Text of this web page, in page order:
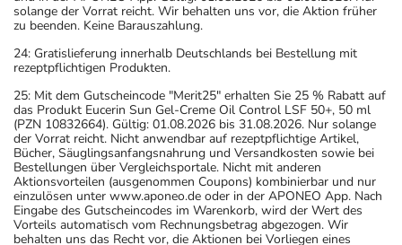
solange der Vorrat reicht. Wir behalten uns vor, die Aktion früher
zu beenden. Keine Barauszahlung.
24: Gratislieferung innerhalb Deutschlands bei Bestellung mit
rezeptpflichtigen Produkten.
25: Mit dem Gutscheincode "Merit25" erhalten Sie 25 % Rabatt auf
das Produkt Eucerin Sun Gel-Creme Oil Control LSF 50+, 50 ml
(PZN 10832664). Gültig: 01.08.2026 bis 31.08.2026. Nur solange
der Vorrat reicht. Nicht anwendbar auf rezeptpflichtige Artikel,
Bücher, Säuglingsanfangsnahrung und Versandkosten sowie bei
Bestellungen über Vergleichsportale. Nicht mit anderen
Aktionsvorteilen (ausgenommen Coupons) kombinierbar und nur
einzulösen unter www.aponeo.de oder in der APONEO App. Nach
Eingabe des Gutscheincodes im Warenkorb, wird der Wert des
Vorteils automatisch vom Rechnungsbetrag abgezogen. Wir
behalten uns das Recht vor, die Aktionen bei Vorliegen eines